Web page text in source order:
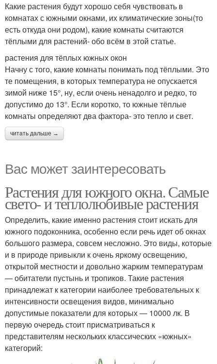
Какие растения будут хорошо себя чувствовать в
комнатах с южными окнами, их климатические зоны(то
есть откуда они родом), какие комнаты считаются
тёплыми для растений- обо всём в этой статье.
растения для тёплых южных окон
Начну с того, какие комнаты понимать под тёплыми. Это
те помещения, в которых температура не опускается
зимой ниже 15°, ну, если очень ненадолго и редко, то
допустимо до 13°. Если коротко, то южные тёплые
комнаты определяют два фактора- это тепло и свет.
читать дальше →
Вас может заинтересовать
Растения для южного окна. Самые
свето- и теплолюбивые растения
Определить, какие именно растения стоит искать для
южного подоконника, особенно если речь идет об окнах
большого размера, совсем несложно. Это виды, которые
и в природе привыкли к очень яркому освещению,
открытой местности и довольно жарким температурам
— обитатели пустынь и тропиков. Такие растения
принадлежат к категории наиболее требовательных к
интенсивности освещения видов, минимально
допустимые показатели для которых — 10000 лк. В
первую очередь стоит присматриваться к
представителям нескольких классических «южных»
категорий: